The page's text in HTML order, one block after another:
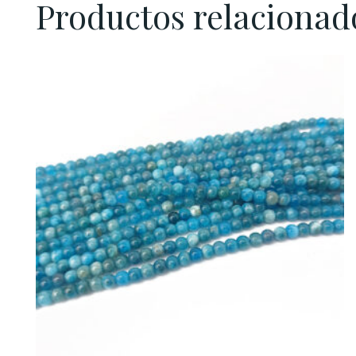
Productos